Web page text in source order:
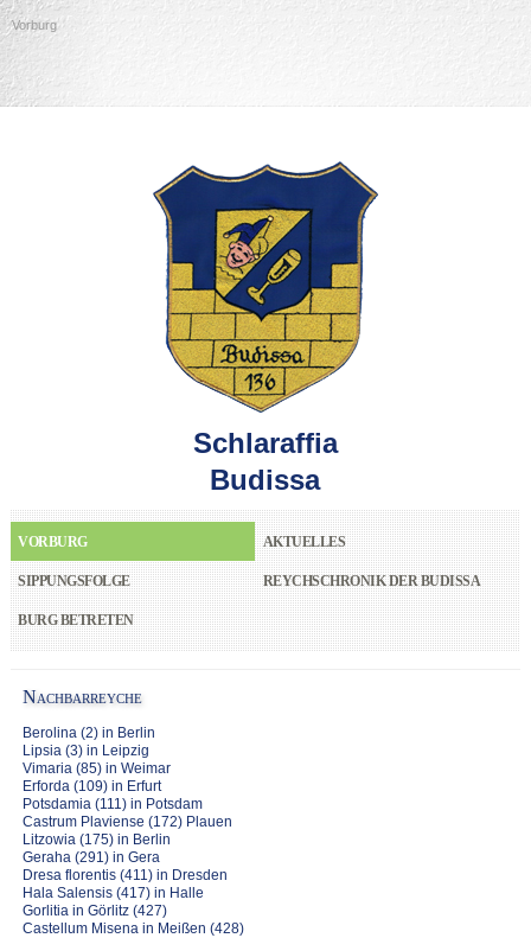
Schlaraffia
Budissa
VORBURG AKTUELLES
SIPPUNGSFOLGE REYCHSCHRONIK DER BUDISSA
BURG BETRETEN
Nachbarreyche
Berolina (2) in Berlin
Lipsia (3) in Leipzig
Vimaria (85) in Weimar
Erforda (109) in Erfurt
Potsdamia (111) in Potsdam
Castrum Plaviense (172) Plauen
Litzowia (175) in Berlin
Geraha (291) in Gera
Dresa florentis (411) in Dresden
Hala Salensis (417) in Halle
Gorlitia in Görlitz (427)
Castellum Misena in Meißen (428)
Vorburg